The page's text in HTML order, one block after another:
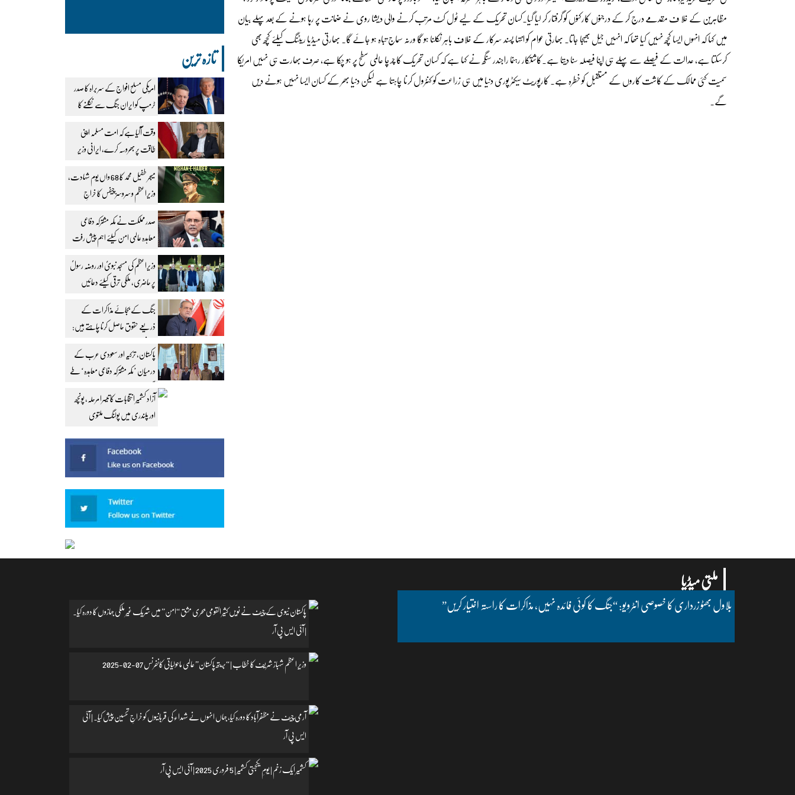
مظاہرین کے خلا ف مقدمے درج کر کے درجنوں کارکنوں کو گرفتار کر لیا گیا۔کسان تحریک کے لیے ٹول کٹ مرتب کرنے والی دیشا روی نے ضمانت پر رہا ہونے کے بعد پہلے بیان
میں کہا کہ انہوں ایسا کچھ نہیں کیا تھا کہ انہیں جیل بھیجا جاتا۔ بھارتی عوام کو انتہا پسند سرکار کے خلاف باہر نکلنا ہو گا ورنہ سماج تباہ ہو جائے گا۔ بھارتی میڈیا ریٹنگ کیلئے کچھ بھی
کرسکتا ہے، عدالت کے فیصلے سے پہلے ہی اپنا فیصلہ سنا دیتا ہے۔کاشتکار رہنما راجندر سنگھ نے کہا ہے کہ کسان تحریک کا چرچا عالمی سطح پر ہو چکا ہے، صرف بھارت ہی نہیں امریکا
سمیت کئی ممالک کے کاشت کاروں کے مستقبل کو خطرہ ہے۔ کارپوریٹ سیکٹر پوری دنیا میں ہی زراعت کو کنٹرول کرنا چاہتا ہے لیکن دنیا بھر کے کسان ایسا نہیں ہونے دیں
گے۔
تازہ ترین
امریکی مسلح افواج کے سربراہ کا صدر
ٹرمپ کو ایران جنگ سے نکلنے کا
مشورہ
وقت آگیا ہے کہ امت مسلمہ اپنی
طاقت پر بھروسہ کرے، ایرانی وزیر
خارجہ
میجر طفیل محمد کا 68 واں یوم شہادت،
وزیراعظم و سروسز چیفس کا خراجِ
عقیدت
صدر مملکت نے مکہ مشترکہ دفاعی
معاہدہ عالمی امن کیلئے اہم پیش رفت
قرار دیدیا
وزیراعظم کی مسجد نبویؐ اور روضہ رسولؐ
پر حاضری، ملکی ترقی کیلئے دعائیں
جنگ کے بجائے مذاکرات کے
ذریعے حقوق حاصل کرنا چاہتے ہیں:
ایرانی صدر
پاکستان، ترکیہ اور سعودی عرب کے
درمیان ’مکہ مشترکہ دفاعی معاہدہ‘ طے
پا گیا
آزاد کشمیر انتخابات کا تیسرا مرحلہ، پونچھ
اور پلندری میں پولنگ ملتوی
ملتی میڈیا
بلاول بھٹو زرداری کا خصوصی انٹرویو: “جنگ کا کوئی فائدہ نہیں، مذاکرات کا راستہ اختیار کریں”
پاکستان نیوی کے چیف نے نویں کثیر القومی بحری مشق “امن” میں شریک غیر ملکی جہازوں کا دورہ کیا۔
| آئی ایس پی آر
وزیرِ اعظم شہباز شریف کا خطاب | “بریتھ پاکستان” عالمی ماحولیاتی کانفرنس 07-02-2025
آرمی چیف نے مظفرآباد کا دورہ کیا، جہاں انہوں نے شہداء کی قربانیوں کو خراجِ تحسین پیش کیا۔ | آئی
ایس پی آر
کشمیر ایک زخم | یومِ یکجہتی کشمیر | 5 فروری 2025 | آئی ایس پی آر